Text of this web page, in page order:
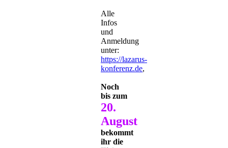
Alle
Infos
und
Anmeldung
unter:
https://lazarus-
konferenz.de,
Noch
bis zum
20.
August
bekommt
ihr die